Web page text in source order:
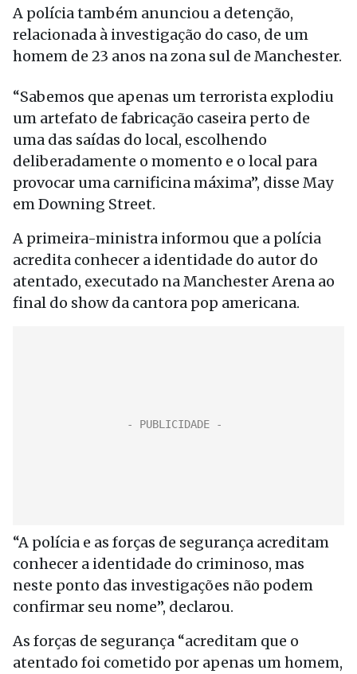
A polícia também anunciou a detenção,
relacionada à investigação do caso, de um
homem de 23 anos na zona sul de Manchester.
“Sabemos que apenas um terrorista explodiu
um artefato de fabricação caseira perto de
uma das saídas do local, escolhendo
deliberadamente o momento e o local para
provocar uma carnificina máxima”, disse May
em Downing Street.
A primeira-ministra informou que a polícia
acredita conhecer a identidade do autor do
atentado, executado na Manchester Arena ao
final do show da cantora pop americana.
“A polícia e as forças de segurança acreditam
conhecer a identidade do criminoso, mas
neste ponto das investigações não podem
confirmar seu nome”, declarou.
As forças de segurança “acreditam que o
atentado foi cometido por apenas um homem,